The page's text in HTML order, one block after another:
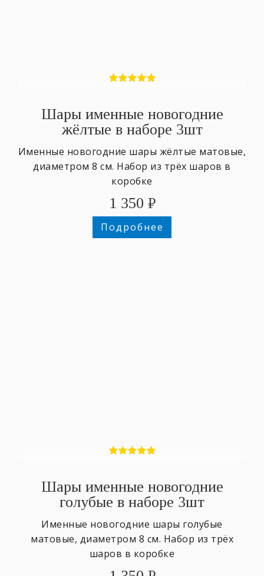
Шары именные новогодние
жёлтые в наборе 3шт
Именные новогодние шары жёлтые матовые,
диаметром 8 см. Набор из трёх шаров в
коробке
1 350 ₽
Подробнее
Шары именные новогодние
голубые в наборе 3шт
Именные новогодние шары голубые
матовые, диаметром 8 см. Набор из трёх
шаров в коробке